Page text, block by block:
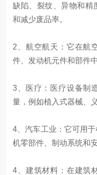
缺陷、裂纹、异物和精
和减少废品率。
2、航空航天：它在航
件、发动机元件和部件
3、医疗：医疗设备制
量，例如植入式器械、
4、汽车工业：它可用
机零部件、制动系统和
4、建筑材料：在建筑